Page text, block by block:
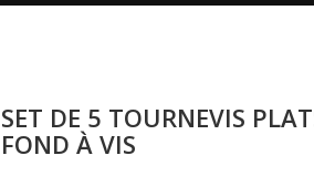
SET DE 5 TOURNEVIS
FOND À VIS